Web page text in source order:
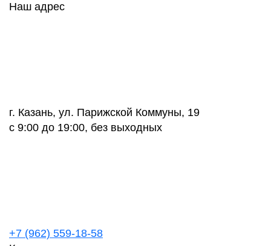
Наш адрес
г. Казань, ул. Парижской Коммуны, 19
с 9:00 до 19:00, без выходных
+7 (962) 559-18-58